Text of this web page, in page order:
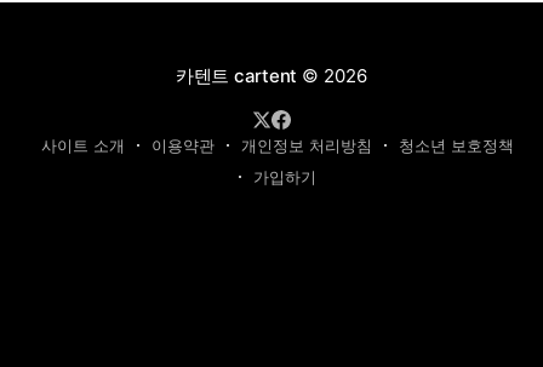
카텐트 cartent © 2026
사이트 소개 이용약관 개인정보 처리방침
청소년 보호정책
가입하기